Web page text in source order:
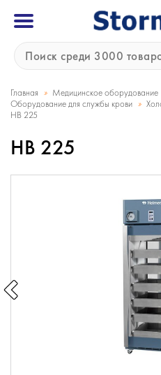
Главная » Медицинское оборудование
Оборудование для службы крови »
HB 225
HB 225